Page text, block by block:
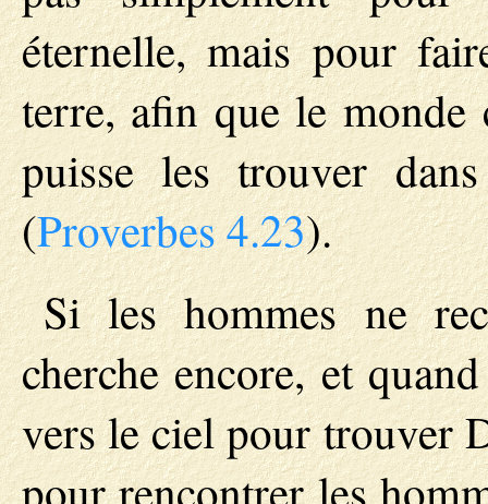
éternelle, mais pour
terre, afin que le monde
puisse les trouver
(Proverbes 4.23).
Si les hommes ne
cherche encore, et
vers le ciel pour trouver
pour rencontrer les